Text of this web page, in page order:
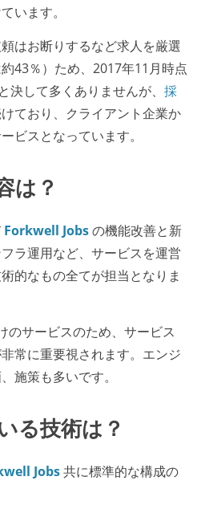
います。
はお断りするなど求人を厳選
43％）ため、2017年11月時点
して多くありませんが、 採
ており、クライアント企業か
ビスとなっています。
は？
Forkwell Jobsの機能改善と新
ラ運用など、サービスを運営
的なもの全てが担当となりま
のサービスのため、サービス
常に重要視されます。エンジ
施策も多いです。
る技術は？
Jobs共に標準的な構成の